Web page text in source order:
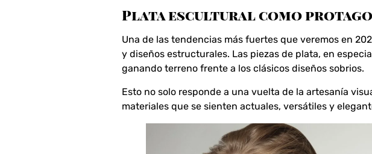
Plata escultural como
Una de las tendencias más fuertes que veremos en
y diseños estructurales. Las piezas de plata, en
ganando terreno frente a los clásicos diseños sobrios.
Esto no solo responde a una vuelta de la artesanía
materiales que se sienten actuales, versátiles y